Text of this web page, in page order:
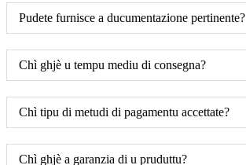
Pudete furnisce a ducumentazione pertinente?
Chì ghjè u tempu mediu di consegna?
Chì tipu di metudi di pagamentu accettate?
Chì ghjè a garanzia di u pruduttu?